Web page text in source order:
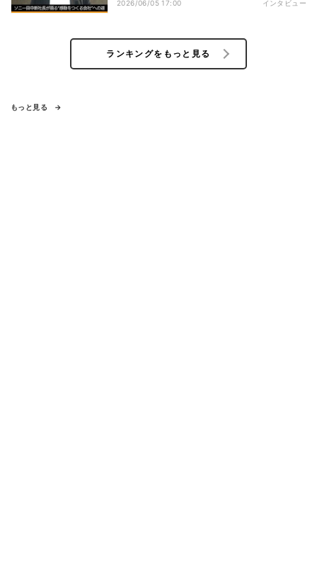
2026/06/05 17:00 インタビュー
ランキングをもっと見る
もっと見る